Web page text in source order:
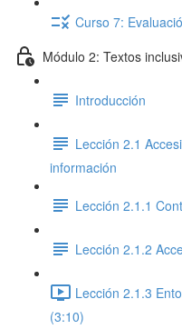
Curso 7:
Módulo 2: Textos
Introducción
Lección 2.1
información
Lección 2.1.1
Lección 2.1.2
Lección 2.1.3
(3:10)